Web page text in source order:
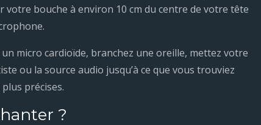
votre bouche à environ 10 cm du centre de votre tête
micro cardioïde, branchez une oreille, mettez votre
ou la source audio jusqu’à ce que vous trouviez
précises.
?